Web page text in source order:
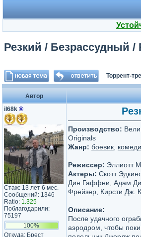
Резкий / Безрассудный /
Торрент-
Автор
il68k ®
Стаж: 13 лет 6 мес.
Сообщений: 1346
Ratio: 1.325
Поблагодарили:
75197
100%
Откуда: Брест
Производство:
Originals
Жанр: боевик
Режиссер: Эллиотт
Актеры: Скотт
Дин Гаффни, Адам
Фрейзер, Кирсти Дж.
Описание:
После удачного
аэродром, чтобы